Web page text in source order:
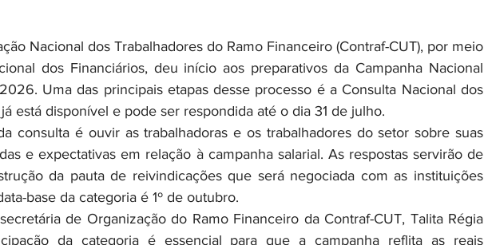
dos Financiários, deu início aos preparativos da Campanha Nacional
Uma das principais etapas desse processo é a Consulta Nacional dos
está disponível e pode ser respondida até o dia 31 de julho.
e expectativas em relação à campanha salarial. As respostas servirão de
da pauta de reivindicações que será negociada com as instituições
base da categoria é 1º de outubro.
da categoria é essencial para que a campanha reflita as reais